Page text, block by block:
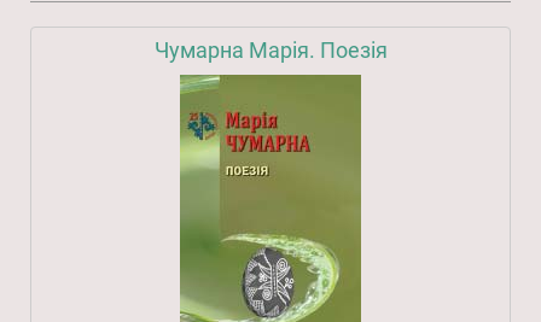
Чумарна Марія. Поезія